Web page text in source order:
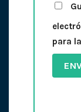
para